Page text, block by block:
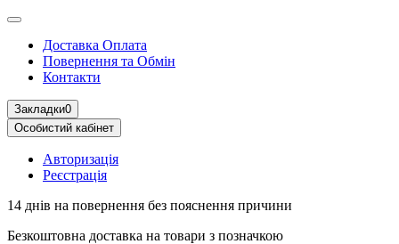
Доставка Оплата
Повернення та Обмін
Контакти
Закладки0
Особистий кабінет
Авторизація
Реєстрація
14 днів на повернення без пояснення причини
Безкоштовна доставка на товари з позначкою